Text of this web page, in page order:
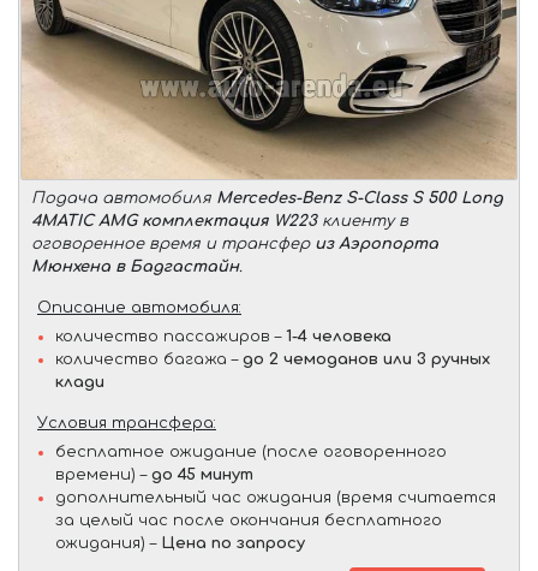
Подача автомобиля Mercedes-Benz S-Class S 500 Long
4MATIC AMG комплектация W223клиенту в
оговоренное время и трансфер из Аэропорта
Мюнхена в Бадгастайн.
Описание автомобиля:
количество пассажиров – 1-4 человека
количество багажа – до 2 чемоданов или 3 ручных
клади
Условия трансфера:
бесплатное ожидание (после оговоренного
времени) – до 45 минут
дополнительный час ожидания (время считается
за целый час после окончания бесплатного
ожидания) – Цена по запросу